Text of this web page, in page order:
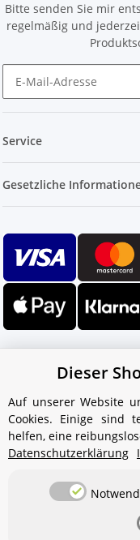
Bitte senden Sie mir
regelmäßig und
Service
Gesetzliche
Ihr WhatsApp-
Service Team
von Aquintos-
Hallo und
Dieser
Auf unserer Website
Cookies. Einige sind
helfen, eine
Datenschutzerklärung